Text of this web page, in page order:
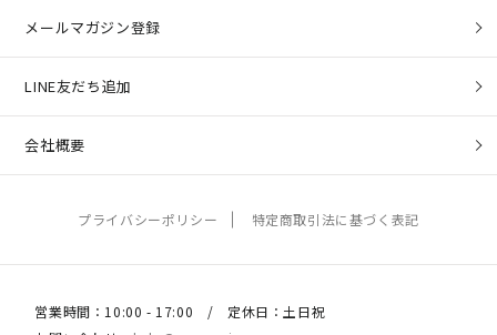
メールマガジン登録
LINE友だち追加
会社概要
プライバシーポリシー 特定商取引法に基づく表記
営業時間：10:00 - 17:00 / 定休日：土日祝